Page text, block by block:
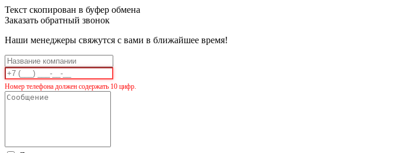
Текст скопирован в буфер обмена
Заказать обратный звонок
Наши менеджеры свяжутся с вами в ближайшее время!
Номер телефона должен содержать 10 цифр.